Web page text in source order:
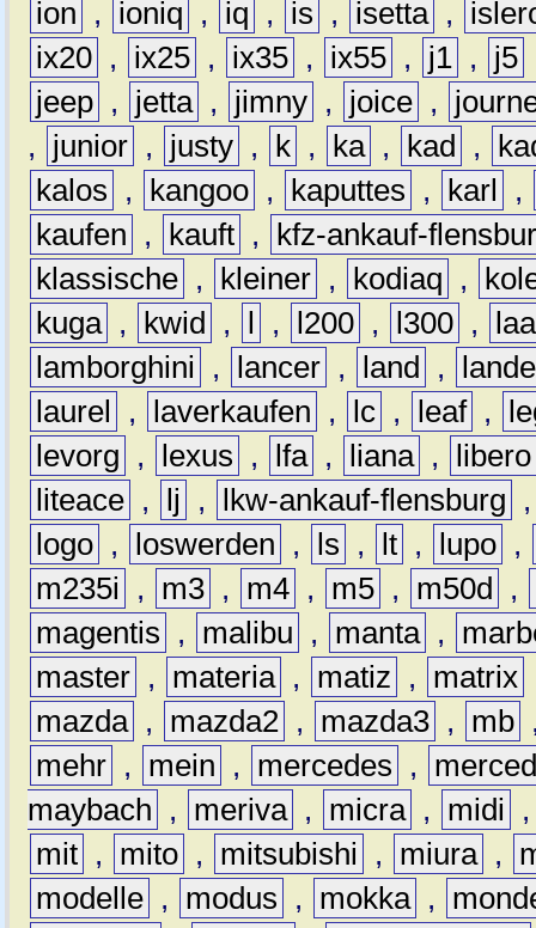
ion
, ioniq , iq , is , isetta ,
ix20 , ix25 , ix35 , ix55 , j1 , j5
jeep , jetta , jimny , joice ,
,
junior , justy , k , ka , kad ,
kalos
, kangoo , kaputtes , karl
,
kaufen
, kauft ,
kfz-ankauf-
klassische , kleiner , kodiaq ,
kuga , kwid , l , l200 , l300 ,
lamborghini
, lancer , land ,
laurel
, laverkaufen , lc , leaf ,
levorg
, lexus , lfa , liana ,
libero
liteace , lj , lkw-ankauf-flensburg
logo , loswerden , ls , lt , lupo ,
m235i
, m3 , m4 , m5 , m50d ,
magentis
, malibu , manta ,
master , materia , matiz , matrix
mazda , mazda2 , mazda3 , mb
mehr , mein , mercedes ,
maybach
, meriva , micra , midi
mit , mito , mitsubishi , miura ,
modelle , modus , mokka ,